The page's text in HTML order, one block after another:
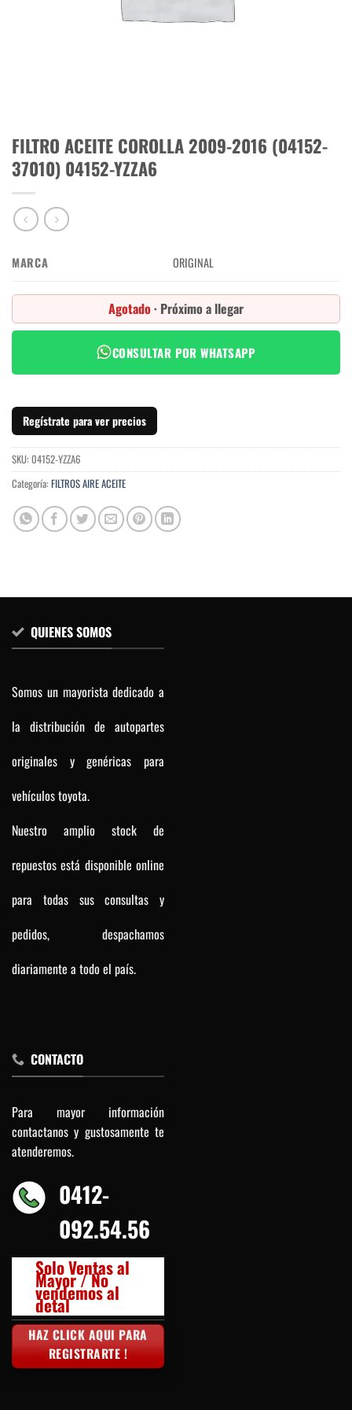
FILTRO ACEITE COROLLA 2009-2016 (04152-
37010) 04152-YZZA6
MARCA ORIGINAL
Agotado · Próximo a llegar
CONSULTAR POR WHATSAPP
Regístrate para ver precios
SKU: 04152-YZZA6
Categoría: FILTROS AIRE ACEITE
QUIENES SOMOS
Somos un mayorista dedicado a
la distribución de autopartes
originales y genéricas para
vehículos toyota.
Nuestro amplio stock de
repuestos está disponible online
para todas sus consultas y
pedidos, despachamos
diariamente a todo el país.
CONTACTO
Para mayor información
contactanos y gustosamente te
atenderemos.
0412-
092.54.56
Solo Ventas al
Mayor / No
vendemos al
detal
HAZ CLICK AQUI PARA
REGISTRARTE !